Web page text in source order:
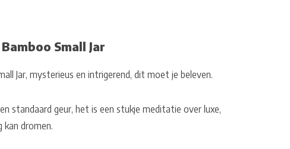
Small Jar
Jar, mysterieus en intrigerend, dit moet je beleven.
standaard geur, het is een stukje meditatie over luxe,
kan dromen.